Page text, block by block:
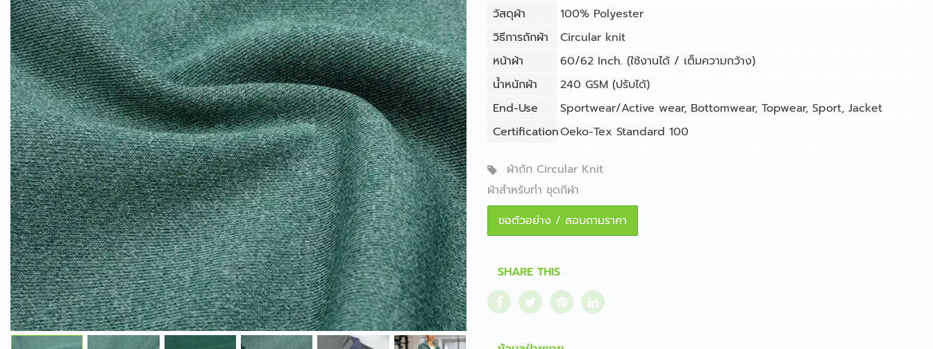
วัสดุผ้า
100% Polyester
วิธีการถักผ้า
Circular knit
หน้าผ้า
60/62 Inch. (ใช้งานได้ / เต็มความกว้าง)
น้ำหนักผ้า
240 GSM (ปรับได้)
End-Use
Sportwear/Active wear, Bottomwear, Topwear, Sport, Jacket
CertificationOeko-Tex Standard 100
ผ้าถัก Circular Knit
ผ้าสำหรับทำ ชุดกีฬา
ขอตัวอย่าง / สอบถามราคา
SHARE THIS